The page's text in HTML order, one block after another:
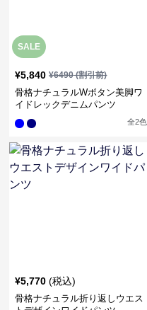
SALE
¥5,840 ¥6490(割引前)
骨格ナチュラルWボタン美脚ワ
イドレックデニムパンツ
全2色
¥5,770 (税込)
骨格ナチュラル折り返しウエス